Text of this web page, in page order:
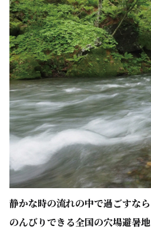
静かな時の流れの中で過ごすなら
のんびりできる全国の穴場避暑地